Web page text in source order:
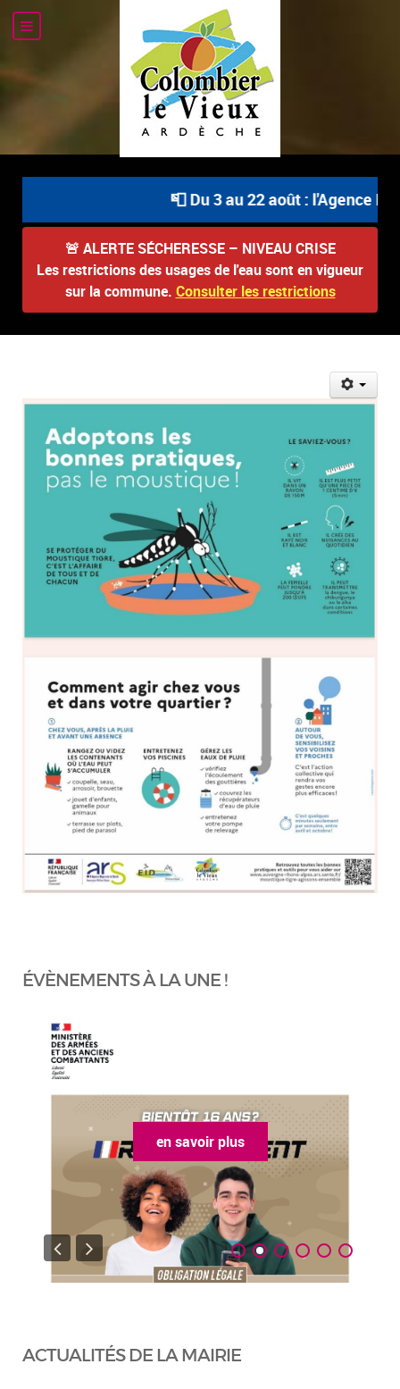
📮 Du 3 au 22 août : l'Agence
🚨 ALERTE SÉCHERESSE – NIVEAU CRISE
Les restrictions des usages de l'eau sont en vigueur
sur la commune. Consulter les restrictions
ÉVÈNEMENTS À LA UNE !
en savoir plus
ACTUALITÉS DE LA MAIRIE